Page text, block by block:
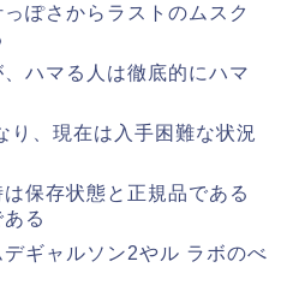
ぽさからラストのムスク
ハマる人は徹底的にハマ
り、現在は入手困難な状況
保存状態と正規品である
る
ギャルソン2やル ラボのべ